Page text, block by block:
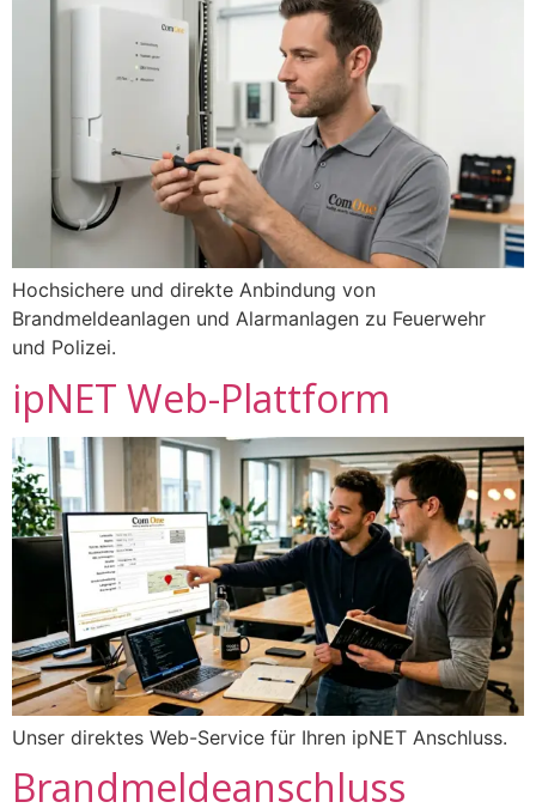
Hochsichere und direkte Anbindung von
Brandmeldeanlagen und Alarmanlagen zu Feuerwehr
und Polizei.
ipNET Web-Plattform
Unser direktes Web-Service für Ihren ipNET Anschluss.
Brandmeldeanschluss